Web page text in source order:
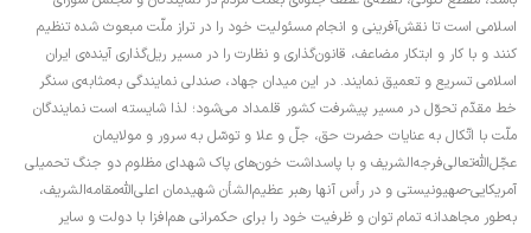
اسلامی است تا نقش‌آفرینی و انجام مسئولیت خود را در تراز ملّت مبعوث شده تنظیم
کنند و با کار و ابتکار مضاعف، قانون‌گذاری و نظارت را در مسیر ریل‌گذاری آینده‌ی ایران
اسلامی تسریع و تعمیق نمایند. در این میدان جهاد، صندلی نمایندگی به‌مثابه‌ی سنگر
خط مقدّم تحوّل در مسیر پیشرفت کشور قلمداد می‌شود؛ لذا شایسته است نمایندگان
ملّت با اتّکال به عنایات حضرت حق، جلّ و علا و توسّل به سرور و مولایمان
عجّل‌الله‌تعالی‌فرجه‌الشریف و با پاسداشت خون‌های پاک شهدای مظلوم دو جنگ تحمیلی
آمریکایی-صهیونیستی و در رأس آنها رهبر عظیم‌الشأن شهیدمان اعلی‌الله‌مقامه‌الشریف،
به‌طور مجاهدانه تمام توان و ظرفیت خود را برای حکمرانی هم‌افزا با دولت و سایر